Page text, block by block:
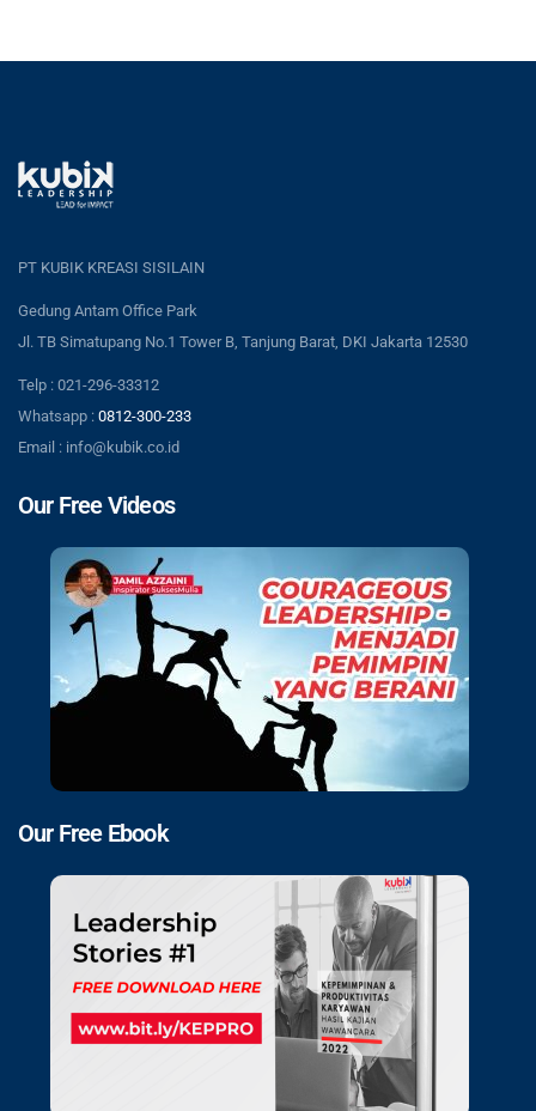
PT KUBIK KREASI SISILAIN
Gedung Antam Office Park
Jl. TB Simatupang No.1 Tower B, Tanjung Barat, DKI Jakarta 12530
Telp : 021-296-33312
Whatsapp : 0812-300-233
Email : info@kubik.co.id
Our Free Videos
Our Free Ebook